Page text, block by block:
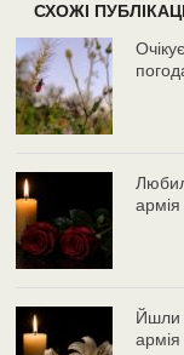
СХОЖІ
Йшли